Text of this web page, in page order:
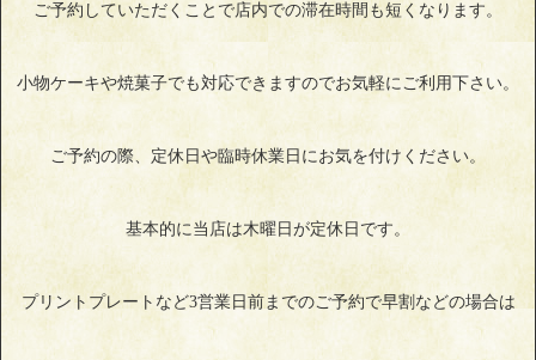
ご予約していただくことで店内での滞在時間も短くなります。
小物ケーキや焼菓子でも対応できますのでお気軽にご利用下さい。
ご予約の際、定休日や臨時休業日にお気を付けください。
基本的に当店は木曜日が定休日です。
プリントプレートなど3営業日前までのご予約で早割などの場合は